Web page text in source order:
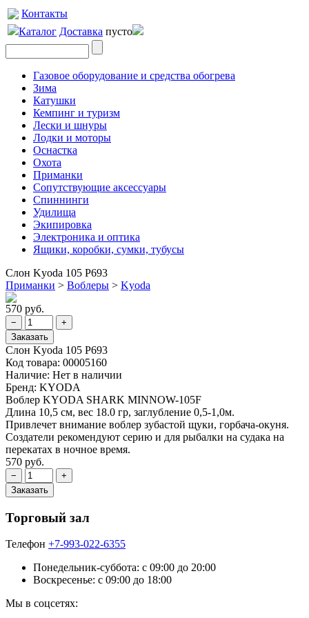
Контакты
Каталог Доставка пусто
Газовое оборудование и средства обогрева
Зима
Катушки
Кемпинг и туризм
Лески и шнуры
Лодки и моторы
Оснастка
Охота
Приманки
Сопутствующие аксессуары
Спиннинги
Удилища
Экипировка
Электроника и оптика
Ящики, коробки, сумки, тубусы
Слон Kyoda 105 Р693
Приманки > Воблеры > Kyoda
570 руб.
Слон Kyoda 105 Р693
Код товара: 00005160
Наличие: Нет в наличии
Бренд: KYODA
Воблер KYODA SHARK MINNOW-105F
Длина 10,5 см, вес 18.0 гр, заглубление 0,5-1,0м.
Привлечет внимание воблер зубастой щуки, горбача-окуня.
Создатели рекомендуют серию и для рыбалки на судака на
перекатах в ночное время.
570 руб.
Торговый зал
Телефон +7-993-022-6355
Понедельник-суббота: c 09:00 до 20:00
Воскресенье: с 09:00 до 18:00
Мы в соцсетях: